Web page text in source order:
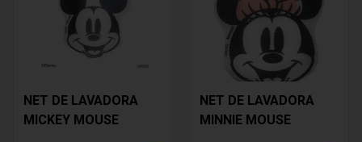
NET DE LAVADORA
MICKEY MOUSE
NET DE LAVADORA
MINNIE MOUSE